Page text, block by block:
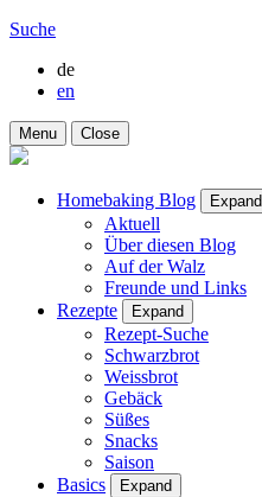
Suche
de
en
Menu Close
Homebaking Blog Expand
Aktuell
Über diesen Blog
Auf der Walz
Freunde und Links
Rezepte
Expand
Rezept-Suche
Schwarzbrot
Weissbrot
Gebäck
Süßes
Snacks
Saison
Basics
Expand